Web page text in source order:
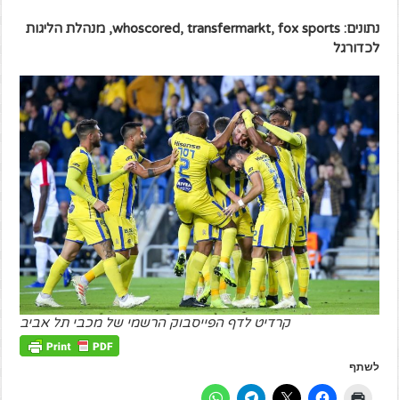
נתונים: whoscored, transfermarkt, fox sports, מנהלת הליגות
לכדורגל
קרדיט לדף הפייסבוק הרשמי של מכבי תל אביב
לשתף